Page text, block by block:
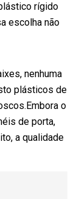
rígido
escolha não
nenhuma
plásticos de
o
de porta,
a qualidade